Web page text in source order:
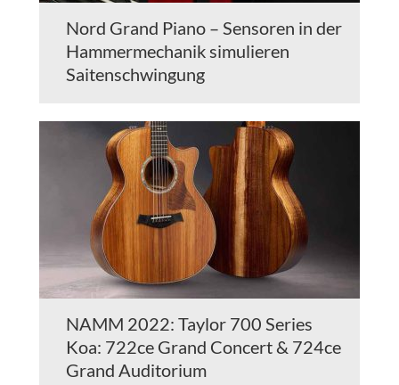
Nord Grand Piano – Sensoren in der
Hammermechanik simulieren
Saitenschwingung
NAMM 2022: Taylor 700 Series
Koa: 722ce Grand Concert & 724ce
Grand Auditorium